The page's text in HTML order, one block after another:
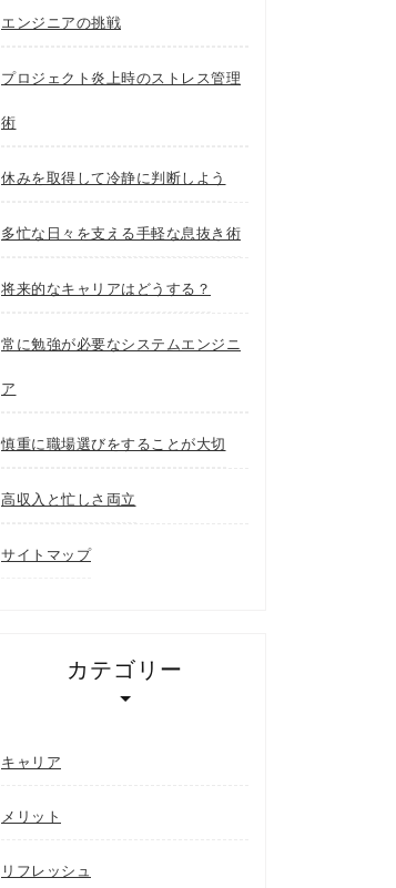
エンジニアの挑戦
プロジェクト炎上時のストレス管理
術
休みを取得して冷静に判断しよう
多忙な日々を支える手軽な息抜き術
将来的なキャリアはどうする？
常に勉強が必要なシステムエンジニ
ア
慎重に職場選びをすることが大切
高収入と忙しさ両立
サイトマップ
カテゴリー
キャリア
メリット
リフレッシュ